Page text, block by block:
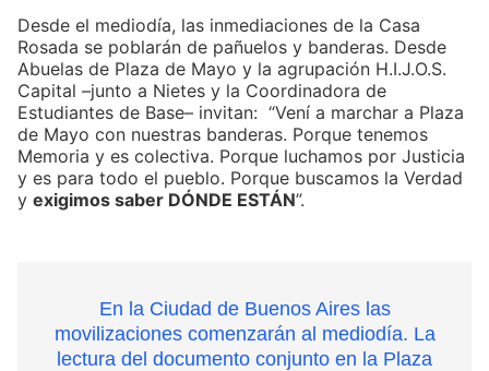
Desde el mediodía, las inmediaciones de la Casa
Rosada se poblarán de pañuelos y banderas. Desde
Abuelas de Plaza de Mayo y la agrupación H.I.J.O.S.
Capital –junto a Nietes y la Coordinadora de
Estudiantes de Base– invitan: “Vení a marchar a Plaza
de Mayo con nuestras banderas. Porque tenemos
Memoria y es colectiva. Porque luchamos por Justicia
y es para todo el pueblo. Porque buscamos la Verdad
y exigimos saber DÓNDE ESTÁN”.
En la Ciudad de Buenos Aires las
movilizaciones comenzarán al mediodía. La
lectura del documento conjunto en la Plaza